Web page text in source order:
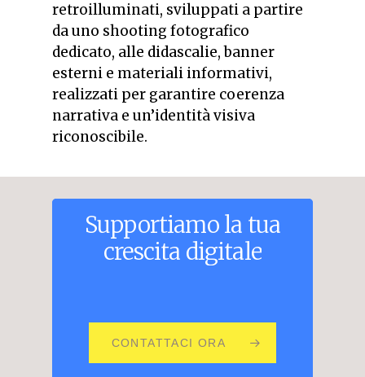
retroilluminati, sviluppati a partire
da uno shooting fotografico
dedicato, alle didascalie, banner
esterni e materiali informativi,
realizzati per garantire coerenza
narrativa e un’identità visiva
riconoscibile.
Supportiamo la tua
crescita digitale
CONTATTACI ORA